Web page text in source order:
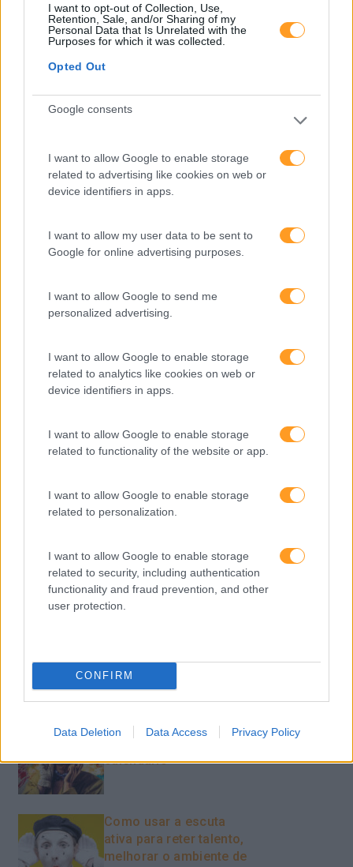
I want to opt-out of Collection, Use,
Retention, Sale, and/or Sharing of my
Personal Data that Is Unrelated with the
Purposes for which it was collected.
Opted Out
Google consents
I want to allow Google to enable storage
related to advertising like cookies on web or
device identifiers in apps.
I want to allow my user data to be sent to
Google for online advertising purposes.
I want to allow Google to send me
personalized advertising.
I want to allow Google to enable storage
related to analytics like cookies on web or
device identifiers in apps.
I want to allow Google to enable storage
related to functionality of the website or app.
I want to allow Google to enable storage
related to personalization.
I want to allow Google to enable storage
related to security, including authentication
functionality and fraud prevention, and other
user protection.
CONFIRM
Data Deletion Data Access Privacy Policy
Atendimento E Relação Cliente
Comunicação
Cultura
Desenvolvimento
Entrevista
Expo RH
Inglês
Keep In Mind
Mudança
Perspetivas
PORTO RH MEETING
Sem Categoria
Team Building
Tecnologias De Informação
Vendas E Negociação
Recentes
Feedback fora do
calendário
Como usar a escuta
ativa para reter talento,
melhorar o ambiente de